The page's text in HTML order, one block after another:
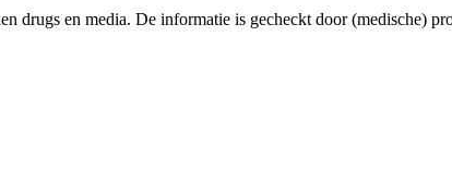
drugs en media. De informatie is gecheckt door (medische)